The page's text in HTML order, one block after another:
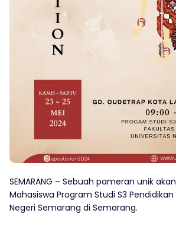
SEMARANG – Sebuah pameran unik
Mahasiswa Program Studi S3
Negeri Semarang di Semarang.